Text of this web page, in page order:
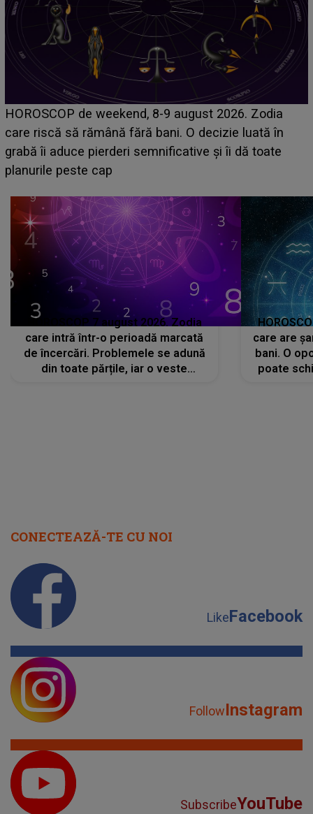
Emanuel a ținut ACEST DETALIU ASCUNS până
acum! În fața Alexandrei, concurentul din Casa Iubirii
face o MĂRTURISIRE NEAȘTEPTATĂ despre mama
sa: "I-am spus și ei în față, eu nu te iubesc pentru
HOROSCOP 7 august 2026. Zodia
care intră într-o perioadă marcată
de încercări. Problemele se adună
din toate părțile, iar o veste
care are
bani. O
poate
CONECTEAZĂ-TE CU NOI
LikeFacebook
FollowInstagram
SubscribeYouTube